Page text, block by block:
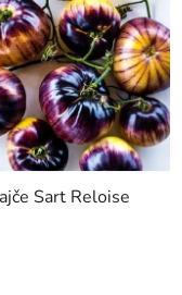
Sart Reloise